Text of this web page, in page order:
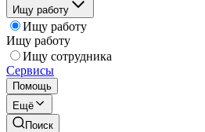
Ищу работу
Ищу работу
Ищу работу
Ищу сотрудника
Сервисы
Помощь
Ещё
Поиск